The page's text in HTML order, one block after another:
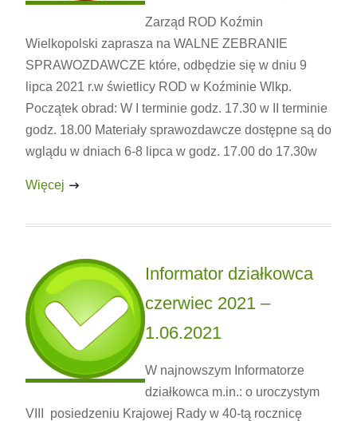
Zarząd ROD Koźmin
Wielkopolski zaprasza na WALNE ZEBRANIE
SPRAWOZDAWCZE które, odbędzie się w dniu 9
lipca 2021 r.w świetlicy ROD w Koźminie Wlkp.
Początek obrad: W I terminie godz. 17.30 w II terminie
godz. 18.00 Materiały sprawozdawcze dostępne są do
wglądu w dniach 6-8 lipca w godz. 17.00 do 17.30w
Więcej
Informator działkowca
czerwiec 2021 –
1.06.2021
W najnowszym Informatorze
działkowca m.in.: o uroczystym
VIII posiedzeniu Krajowej Rady w 40-tą rocznicę